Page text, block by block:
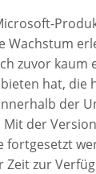
Wachstum
zuvor kaum
hat, die
der
der
fortgesetzt
Zeit zur